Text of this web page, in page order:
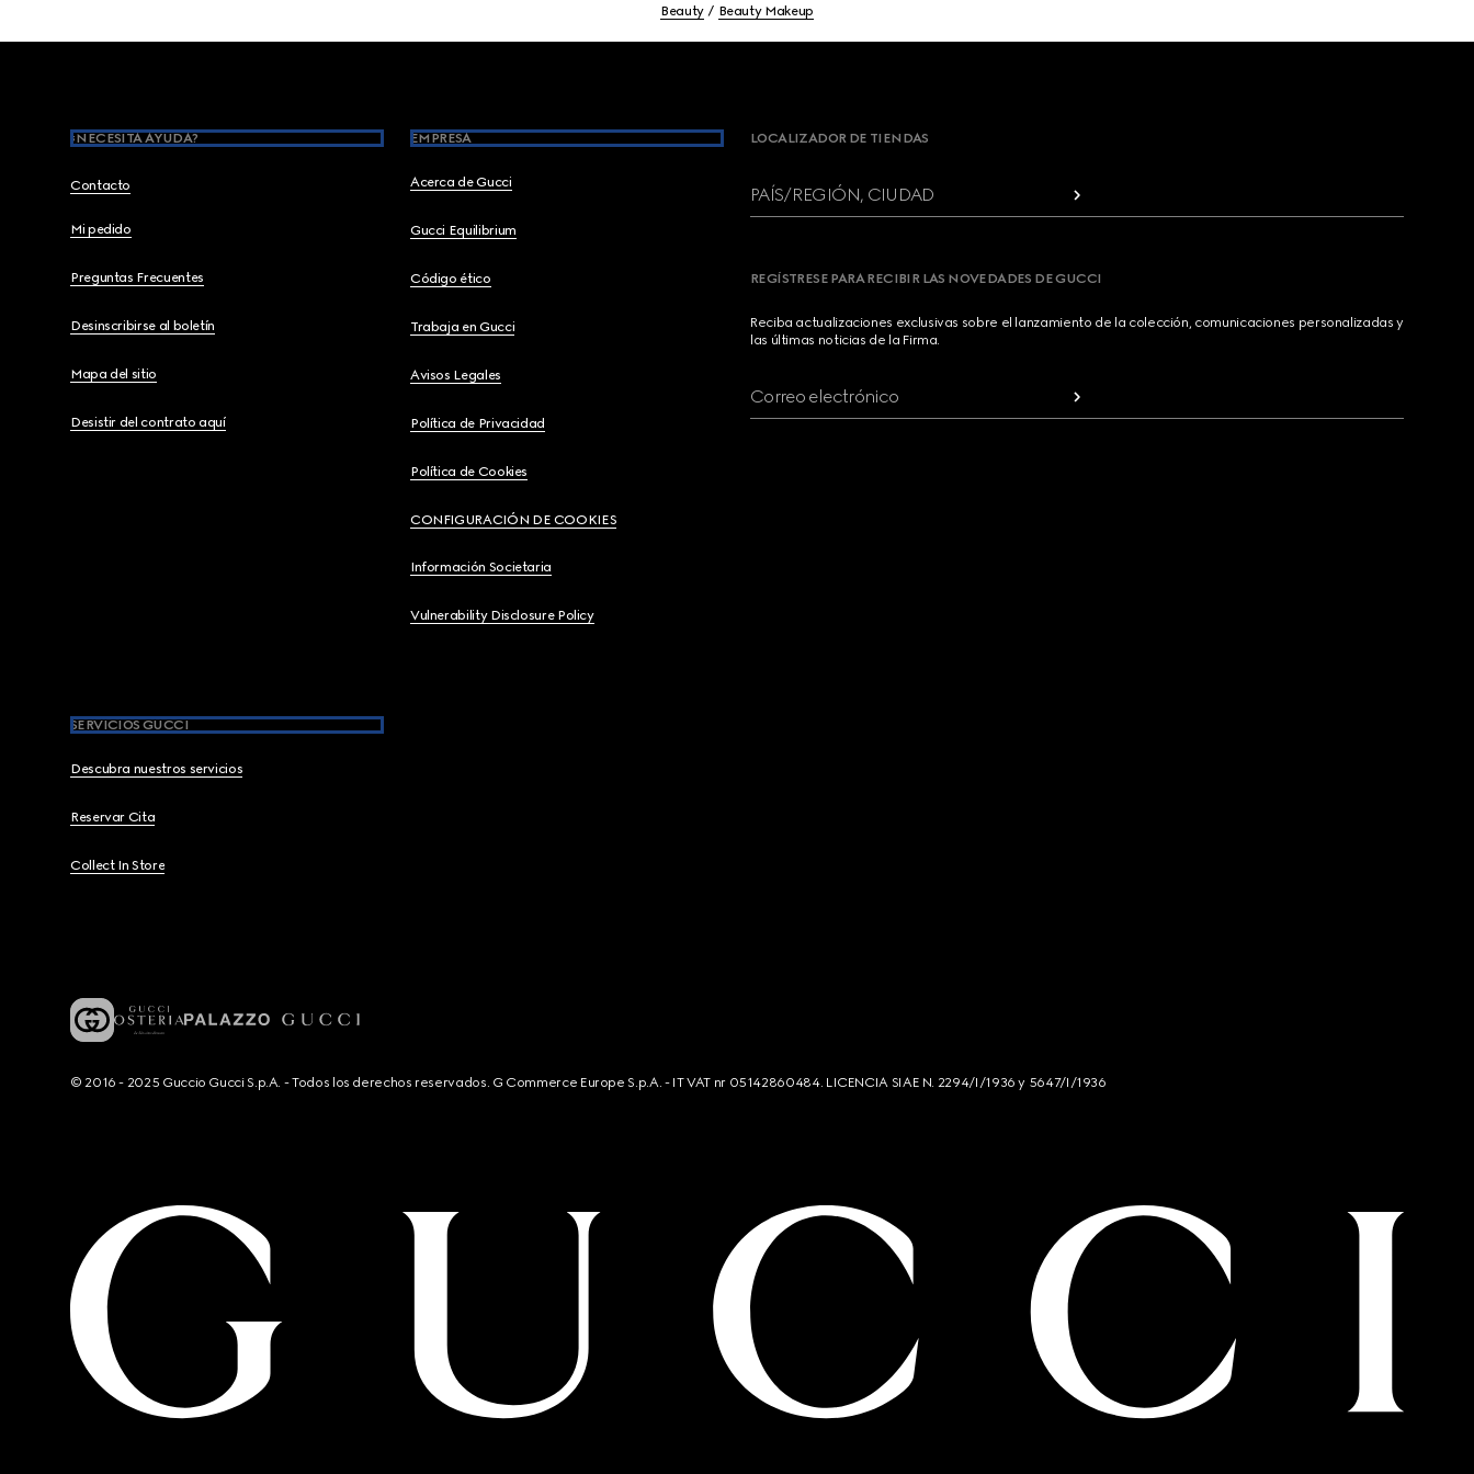
Beauty Beauty Makeup
¿NECESITA AYUDA?
Contacto
Mi pedido
Preguntas Frecuentes
Desinscribirse al boletín
Mapa del sitio
Desistir del contrato aquí
EMPRESA
Acerca de Gucci
Gucci Equilibrium
Código ético
Trabaja en Gucci
Avisos Legales
Política de Privacidad
Política de Cookies
CONFIGURACIÓN DE COOKIES
Información Societaria
Vulnerability Disclosure Policy
SERVICIOS GUCCI
Descubra nuestros servicios
Reservar Cita
Collect In Store
LOCALIZADOR DE TIENDAS
PAÍS/REGIÓN, CIUDAD
REGÍSTRESE PARA RECIBIR LAS NOVEDADES DE GUCCI
Reciba actualizaciones exclusivas sobre el lanzamiento de la colección, comunicaciones personalizadas y
las últimas noticias de la Firma.
Correo electrónico
© 2016 - 2025 Guccio Gucci S.p.A. - Todos los derechos reservados. G Commerce Europe S.p.A. - IT VAT nr 05142860484. LICENCIA SIAE N. 2294/I/1936 y 5647/I/1936